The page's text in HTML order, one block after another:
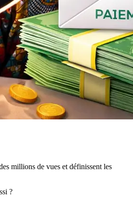
millions de vues et définissent les
?